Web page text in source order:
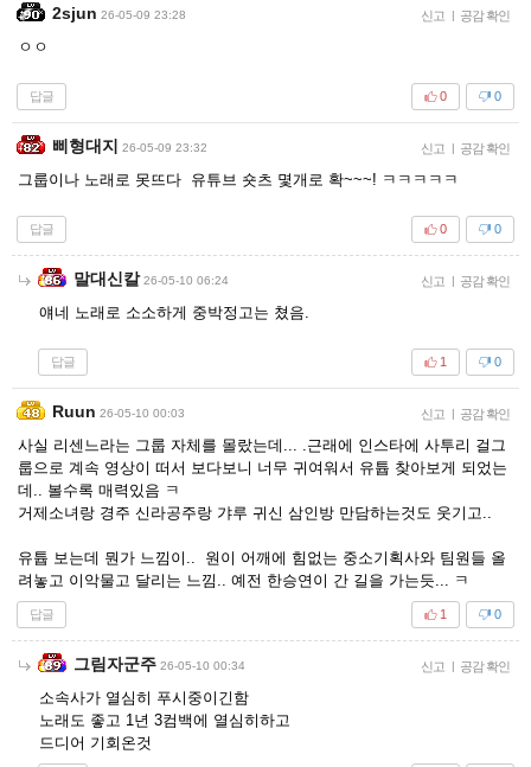
2sjun 26-05-09 23:28 신고 | 공감 확인
ㅇㅇ
답글 0
0
삐형대지 26-05-09 23:32 신고 | 공감 확인
그룹이나 노래로 못뜨다 유튜브 숏츠 몇개로 확~~~! ㅋㅋㅋㅋㅋ
답글 0
0
말대신칼 26-05-10 06:24 신고 | 공감 확인
얘네 노래로 소소하게 중박정고는 쳤음.
답글 0
1
Ruun 26-05-10 00:03 신고 | 공감 확인
사실 리센느라는 그룹 자체를 몰랐는데... .근래에 인스타에 사투리 걸그
룹으로 계속 영상이 떠서 보다보니 너무 귀여워서 유튭 찾아보게 되었는
데.. 볼수록 매력있음 ㅋ
거제소녀랑 경주 신라공주랑 갸루 귀신 삼인방 만담하는것도 웃기고..
유튭 보는데 뭔가 느낌이.. 원이 어깨에 힘없는 중소기획사와 팀원들 올
려놓고 이악물고 달리는 느낌.. 예전 한승연이 간 길을 가는듯... ㅋ
답글 0
1
그림자군주 26-05-10 00:34 신고 | 공감 확인
소속사가 열심히 푸시중이긴함
노래도 좋고 1년 3컴백에 열심히하고
드디어 기회온것